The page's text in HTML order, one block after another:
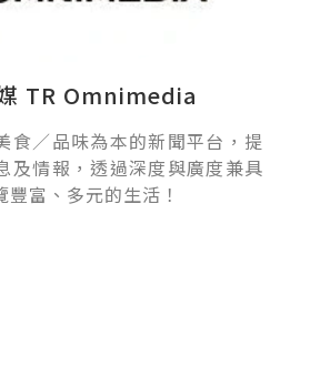
TR Omnimedia
食／品味為本的新聞平台，提
及情報，透過深度與廣度兼具
富、多元的生活！